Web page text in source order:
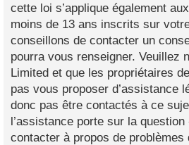
cette loi s’applique également
moins de 13 ans inscrits sur
conseillons de contacter un
pourra vous renseigner. Veuillez
Limited et que les propriétaires
pas vous proposer d’assistance
donc pas être contactés à ce
l’assistance porte sur la
contacter à propos de problèmes